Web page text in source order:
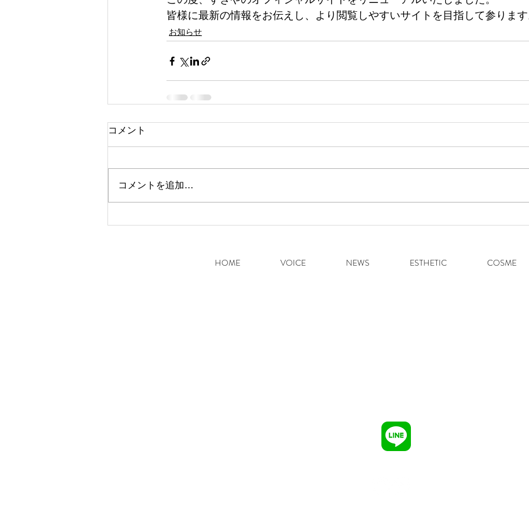
皆様に最新の情報をお伝えし、より閲覧しやすいサイトを目指して参ります
お知らせ
コメント
コメントを追加…
HOME VOICE NEWS ESTHETIC COSME